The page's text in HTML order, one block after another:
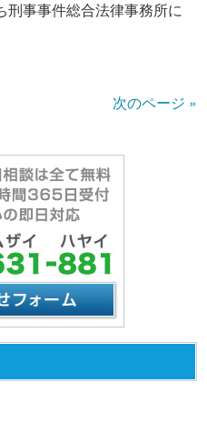
刑事事件総合法律事務所に
次のページ »